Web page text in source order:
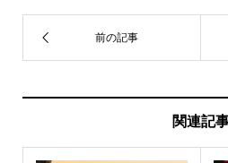
関連記